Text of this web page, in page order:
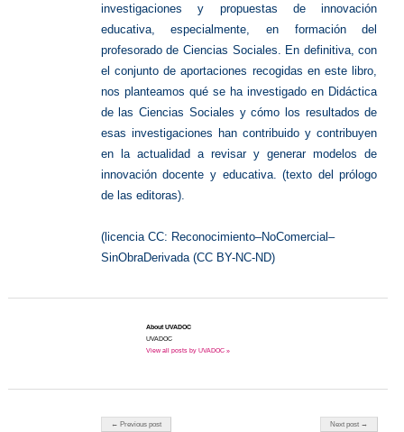
investigaciones y propuestas de innovación
educativa, especialmente, en formación del
profesorado de Ciencias Sociales. En definitiva, con
el conjunto de aportaciones recogidas en este libro,
nos planteamos qué se ha investigado en Didáctica
de las Ciencias Sociales y cómo los resultados de
esas investigaciones han contribuido y contribuyen
en la actualidad a revisar y generar modelos de
innovación docente y educativa. (texto del prólogo
de las editoras).
(licencia CC: Reconocimiento–NoComercial–
SinObraDerivada (CC BY-NC-ND)
About UVADOC
UVADOC
View all posts by UVADOC »
Post navigation
← Previous post Next post →